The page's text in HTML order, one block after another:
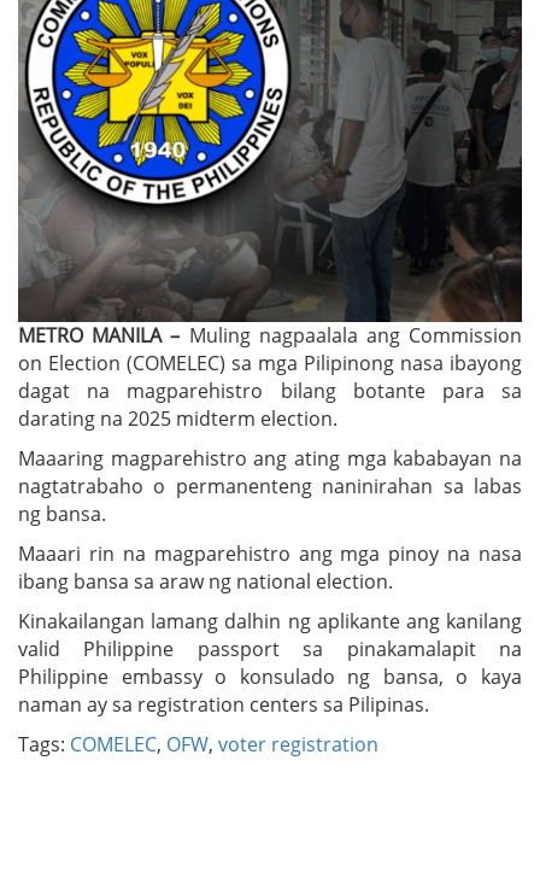
METRO MANILA – Muling nagpaalala ang Commission
on Election (COMELEC) sa mga Pilipinong nasa ibayong
dagat na magparehistro bilang botante para sa
darating na 2025 midterm election.
Maaaring magparehistro ang ating mga kababayan na
nagtatrabaho o permanenteng naninirahan sa labas
ng bansa.
Maaari rin na magparehistro ang mga pinoy na nasa
ibang bansa sa araw ng national election.
Kinakailangan lamang dalhin ng aplikante ang kanilang
valid Philippine passport sa pinakamalapit na
Philippine embassy o konsulado ng bansa, o kaya
naman ay sa registration centers sa Pilipinas.
Tags: COMELEC, OFW, voter registration